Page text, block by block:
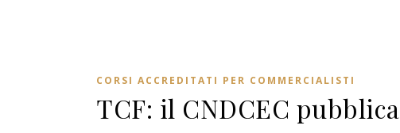
CORSI ACCREDITATI PER COMMERCIALISTI
TCF: il CNDCEC